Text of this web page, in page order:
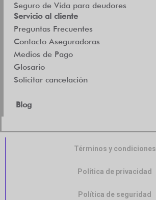
Seguro de Vida para deudores
Servicio al cliente
Preguntas Frecuentes
Contacto Aseguradoras
Medios de Pago
Glosario
Solicitar cancelación
Blog
Términos y condiciones
Política de privacidad
Política de seguridad